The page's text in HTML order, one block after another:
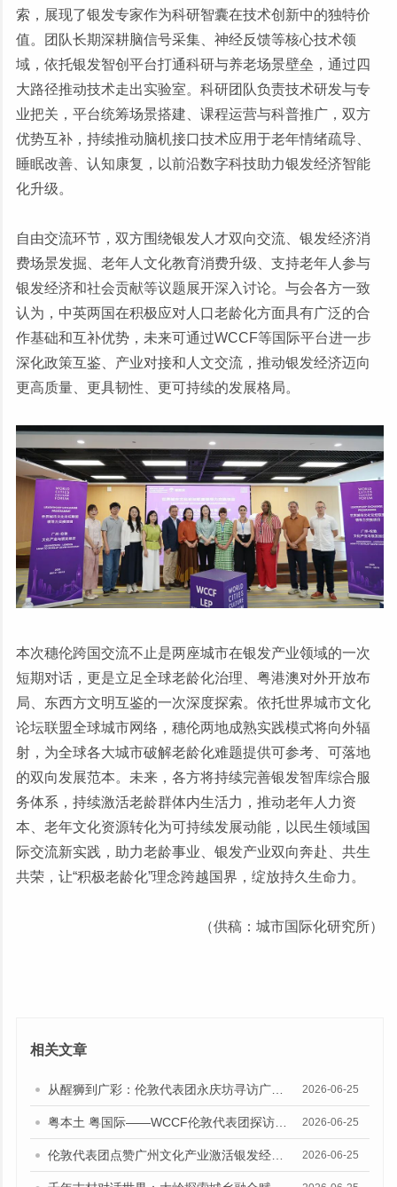
索，展现了银发专家作为科研智囊在技术创新中的独特价
值。团队长期深耕脑信号采集、神经反馈等核心技术领
域，依托银发智创平台打通科研与养老场景壁垒，通过四
大路径推动技术走出实验室。科研团队负责技术研发与专
业把关，平台统筹场景搭建、课程运营与科普推广，双方
优势互补，持续推动脑机接口技术应用于老年情绪疏导、
睡眠改善、认知康复，以前沿数字科技助力银发经济智能
化升级。
自由交流环节，双方围绕银发人才双向交流、银发经济消
费场景发掘、老年人文化教育消费升级、支持老年人参与
银发经济和社会贡献等议题展开深入讨论。与会各方一致
认为，中英两国在积极应对人口老龄化方面具有广泛的合
作基础和互补优势，未来可通过WCCF等国际平台进一步
深化政策互鉴、产业对接和人文交流，推动银发经济迈向
更高质量、更具韧性、更可持续的发展格局。
本次穗伦跨国交流不止是两座城市在银发产业领域的一次
短期对话，更是立足全球老龄化治理、粤港澳对外开放布
局、东西方文明互鉴的一次深度探索。依托世界城市文化
论坛联盟全球城市网络，穗伦两地成熟实践模式将向外辐
射，为全球各大城市破解老龄化难题提供可参考、可落地
的双向发展范本。未来，各方将持续完善银发智库综合服
务体系，持续激活老龄群体内生活力，推动老年人力资
本、老年文化资源转化为可持续发展动能，以民生领域国
际交流新实践，助力老龄事业、银发产业双向奔赴、共生
共荣，让“积极老龄化”理念跨越国界，绽放持久生命力。
（供稿：城市国际化研究所）
相关文章
从醒狮到广彩：伦敦代表团永庆坊寻访广州“老城市新活力”的传承密码 2026-06-25
粤本土 粤国际——WCCF伦敦代表团探访天河猎德社区 2026-06-25
伦敦代表团点赞广州文化产业激活银发经济“四重奏”创新路径 2026-06-25